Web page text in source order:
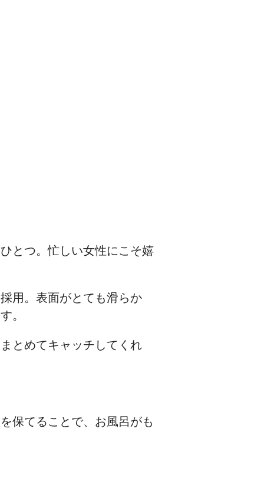
とつ。忙しい女性にこそ嬉
用。表面がとても滑らか
。
とめてキャッチしてくれ
保てることで、お風呂がも